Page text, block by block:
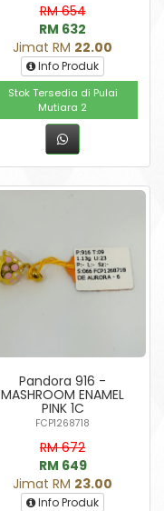
RM 654
RM 632
Jimat RM 22.00
Info Produk
Stok Tersedia di Pulai
Mutiara 2
Pandora 916 -
MASHROOM ENAMEL
PINK 1C
FCP1268718
RM 672
RM 649
Jimat RM 23.00
Info Produk